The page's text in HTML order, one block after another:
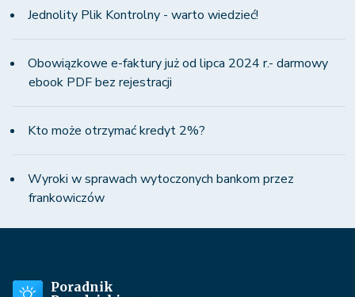
Jednolity Plik Kontrolny - warto wiedzieć!
Obowiązkowe e-faktury już od lipca 2024 r.- darmowy
ebook PDF bez rejestracji
Kto może otrzymać kredyt 2%?
Wyroki w sprawach wytoczonych bankom przez
frankowiczów
Poradnik